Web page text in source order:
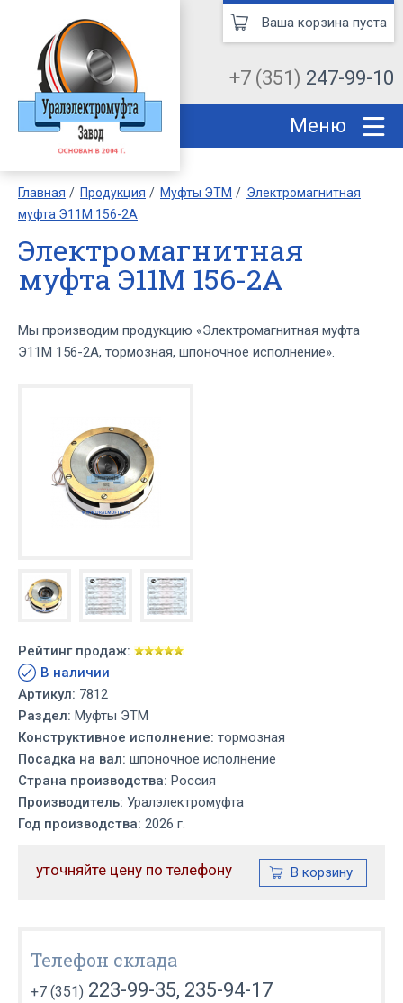
+7 (351) 247-99-10
Ваша корзина пуста
Меню
Главная Продукция Муфты ЭТМ
Электромагнитная
муфта Э11М 156-2А
Электромагнитная
муфта Э11М 156-2А
Мы производим продукцию «Электромагнитная муфта
Э11М 156-2А, тормозная, шпоночное исполнение».
Рейтинг продаж:
В наличии
Артикул: 7812
Раздел: Муфты ЭТМ
Конструктивное исполнение: тормозная
Посадка на вал: шпоночное исполнение
Страна производства: Россия
Производитель: Уралэлектромуфта
Год производства: 2026 г.
уточняйте цену по телефону
Телефон склада
+7 (351) 223-99-35, 235-94-17